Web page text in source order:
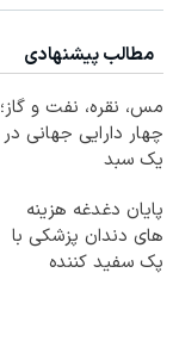
مطالب پیشنهادی
مس، نقره، نفت و گاز؛
چهار دارایی جهانی در
یک سبد
پایان دغدغه هزینه
های دندان پزشکی با
پک سفید کننده